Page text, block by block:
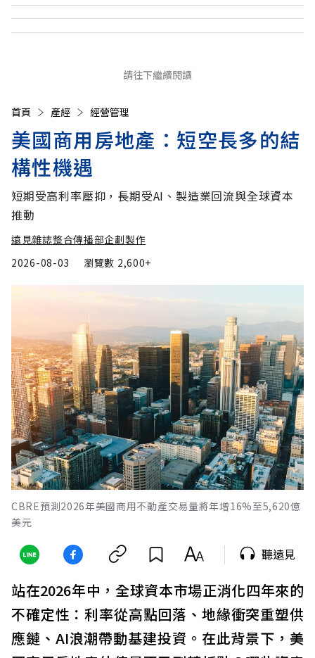
請往下繼續閱讀
首頁 產經 經營管理
美國商用房地產：短空長多的結
構性機遇
短期受高利率壓抑，長期受AI、製造業回流與全球資本
推動
遠見雜誌整合傳播部企劃製作
2026-08-03
瀏覽數 2,600+
CBRE預測2026年美國商用不動產交易量將年增16%至5,620億
美元
聽遠見
站在2026年中，全球資本市場正消化四年來的
不確定性：利率從高點回落、地緣衝突重塑供
應鏈、AI浪潮帶動基建投資。在此背景下，美